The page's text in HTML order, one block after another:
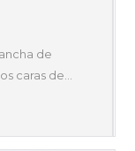
de
caras de…